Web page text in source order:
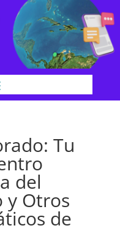
Tu
del
y Otros
de